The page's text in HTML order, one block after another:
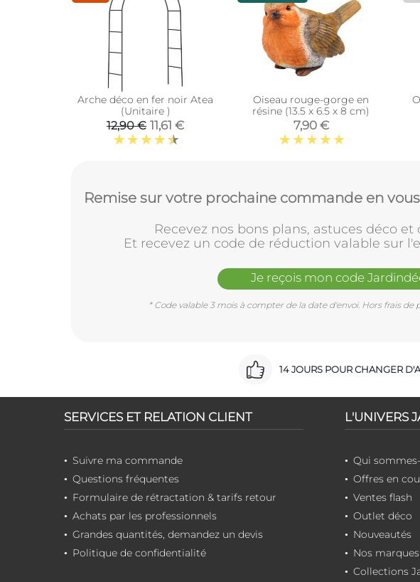
Arche déco en fer noir Atea
(Unitaire )
12,90 € 11,61 €
Oiseau rouge-gorge en
résine (13.5 x 6.5 x 8 cm)
7,90 €
Remise sur votre prochaine commande en
Recevez nos bons plans, astuces déco
Et recevez un code de réduction valable sur
Je reçois mon code
* Code valable 3 mois à compter de la date d'envoi. Hors frais
14 JOURS POUR CHANGER
SERVICES ET RELATION CLIENT
Suivre ma commande
Questions fréquentes
Formulaire de rétractation & tarifs retour
Achats par les professionnels
Grandes quantités, demandez un devis
Politique de confidentialité
L'UNIVERS
Qui
Offres en
Ventes flash
Outlet déco
Nouveautés
Nos marques
Collections